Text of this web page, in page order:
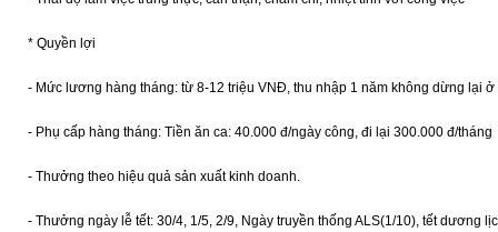
* Quyền lợi
- Mức lương hàng tháng: từ 8-12 triệu VNĐ, thu nhập 1 năm không dừng lại
- Phụ cấp hàng tháng: Tiền ăn ca: 40.000 đ/ngày công, đi lại 300.000 đ/tháng
- Thưởng theo hiệu quả sản xuất kinh doanh.
- Thưởng ngày lễ tết: 30/4, 1/5, 2/9, Ngày truyền thống ALS(1/10), tết dương